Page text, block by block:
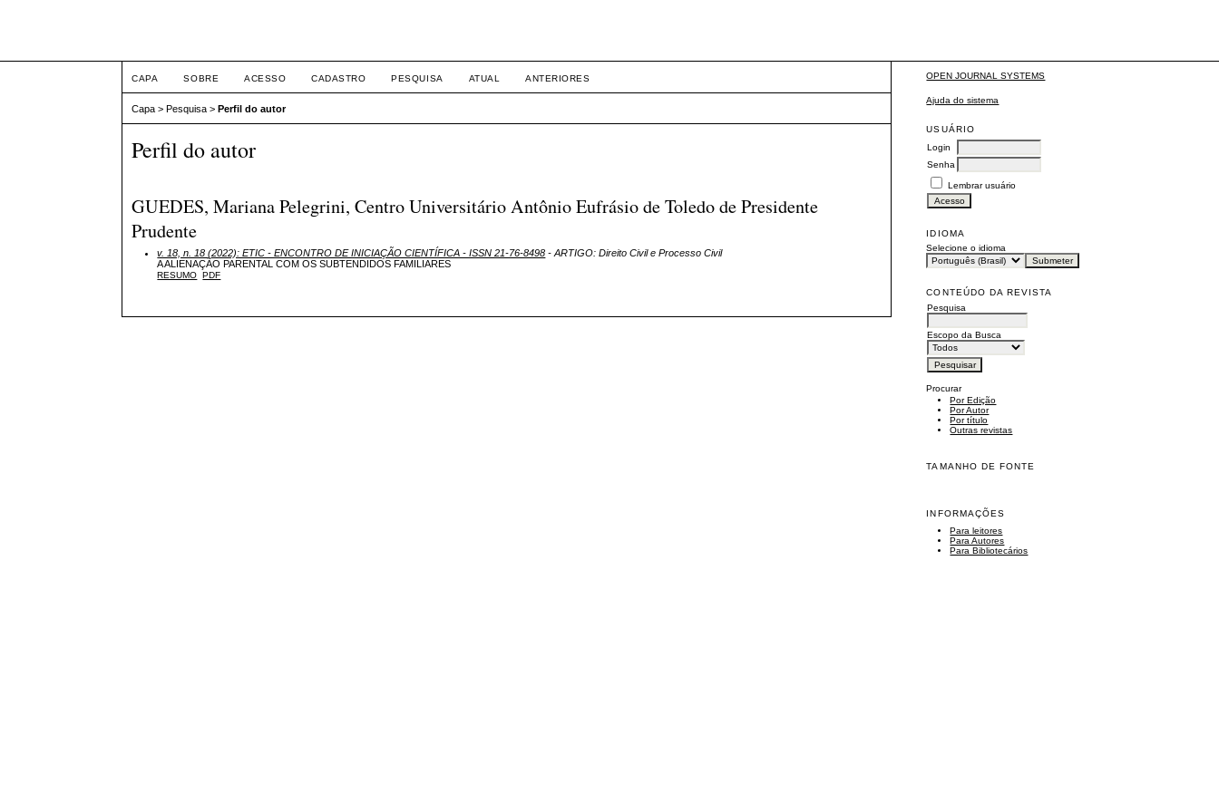
OPEN JOURNAL SYSTEMS
Ajuda do sistema
USUÁRIO
Login
Senha
Lembrar usuário
IDIOMA
Selecione o idioma
CONTEÚDO DA REVISTA
Pesquisa
Escopo da Busca
Procurar
Por Edição
Por Autor
Por título
Outras revistas
TAMANHO DE FONTE
INFORMAÇÕES
Para leitores
Para Autores
Para Bibliotecários
CAPA SOBRE ACESSO CADASTRO PESQUISA ATUAL ANTERIORES
Capa >Pesquisa >Perfil do autor
Perfil do autor
GUEDES, Mariana Pelegrini, Centro Universitário Antônio Eufrásio de Toledo de Presidente
Prudente
v. 18, n. 18 (2022): ETIC - ENCONTRO DE INICIAÇÃO CIENTÍFICA - ISSN 21-76-8498 - ARTIGO: Direito Civil e Processo Civil
A ALIENAÇÃO PARENTAL COM OS SUBTENDIDOS FAMILIARES
RESUMO PDF